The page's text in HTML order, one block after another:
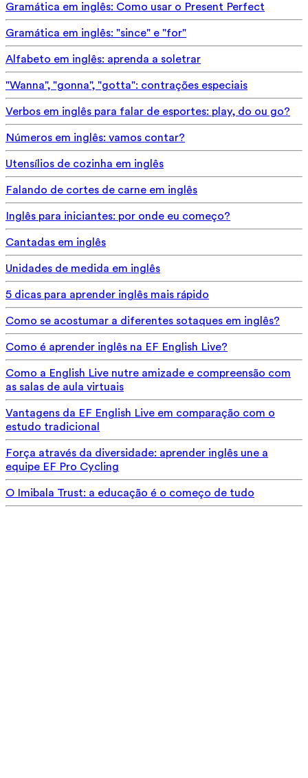
Gramática em inglês: Como usar o Present Perfect
Gramática em inglês: "since" e "for"
Alfabeto em inglês: aprenda a soletrar
"Wanna", "gonna", "gotta": contrações especiais
Verbos em inglês para falar de esportes: play, do ou go?
Números em inglês: vamos contar?
Utensílios de cozinha em inglês
Falando de cortes de carne em inglês
Inglês para iniciantes: por onde eu começo?
Cantadas em inglês
Unidades de medida em inglês
5 dicas para aprender inglês mais rápido
Como se acostumar a diferentes sotaques em inglês?
Como é aprender inglês na EF English Live?
Como a English Live nutre amizade e compreensão com
as salas de aula virtuais
Vantagens da EF English Live em comparação com o
estudo tradicional
Força através da diversidade: aprender inglês une a
equipe EF Pro Cycling
O Imibala Trust: a educação é o começo de tudo